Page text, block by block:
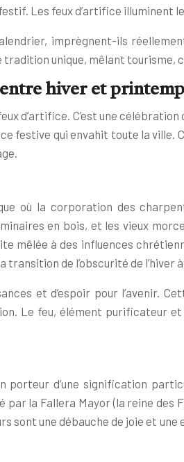
Les feux d’artifice illuminent
imprègnent-ils
unique, mêlant
entre hiver et
d’artifice. C’est une
festive qui envahit toute la
où la corporation des
en bois, et les vieux
mêlée à des influences
de l’obscurité de
et d’espoir pour
Le feu, élément purificateur
porteur d’une signification
la Fallera Mayor (la reine
sont une débauche de joie et